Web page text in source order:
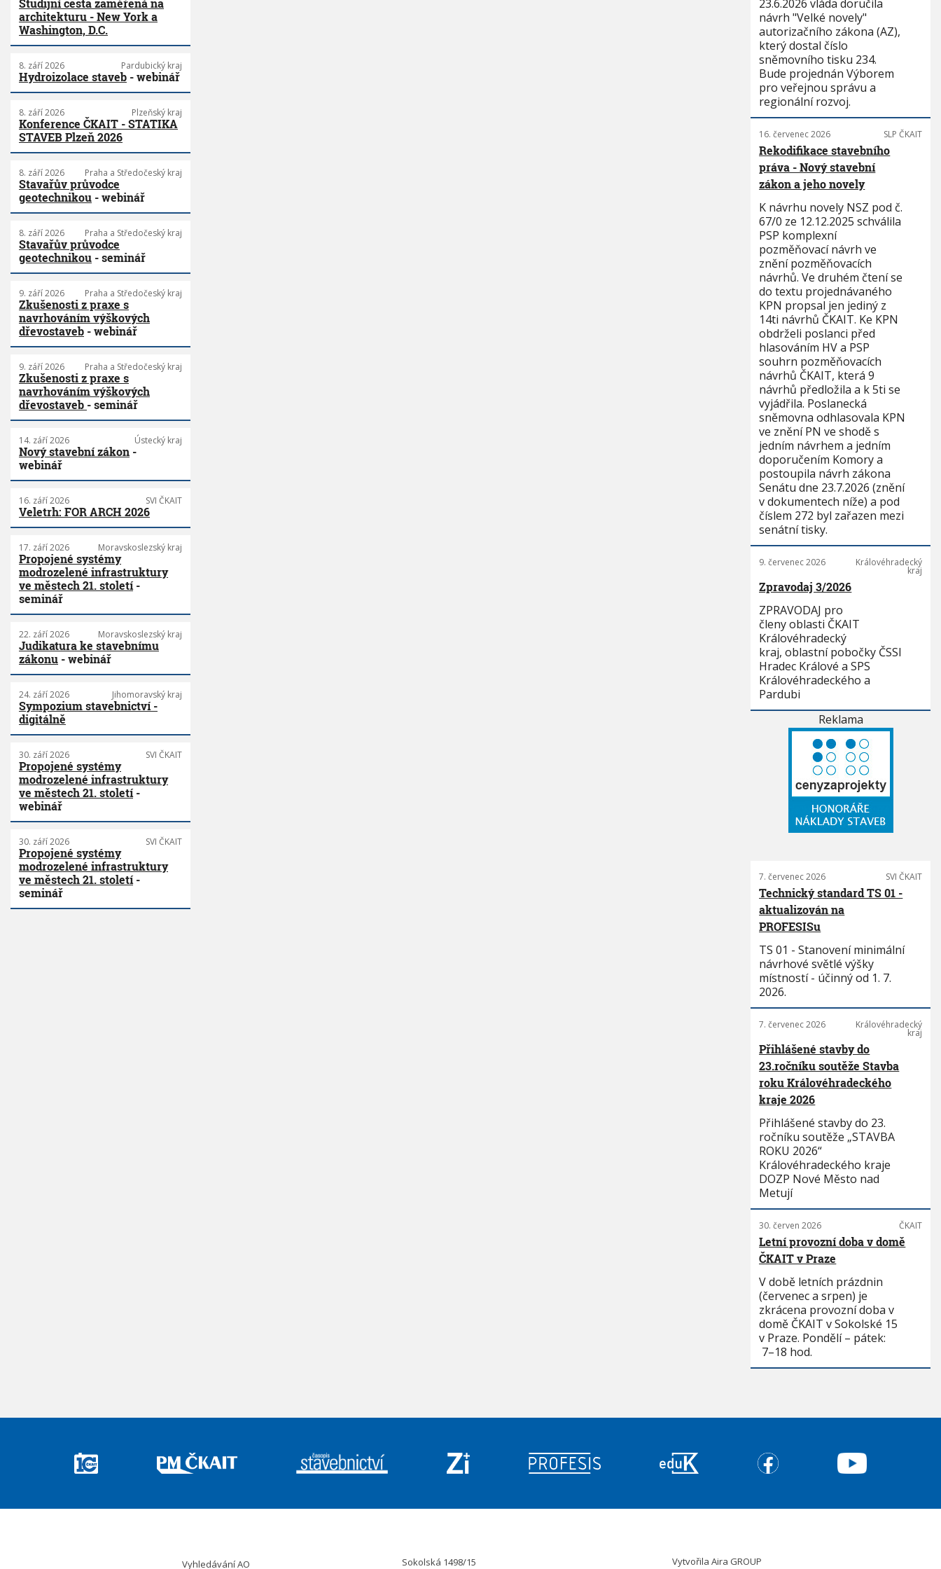
Studijní cesta zaměřená na
architekturu - New York a
Washington, D.C.
8. září 2026 Pardubický kraj
Hydroizolace staveb - webinář
8. září 2026 Plzeňský kraj
Konference ČKAIT - STATIKA
STAVEB Plzeň 2026
8. září 2026 Praha a Středočeský kraj
Stavařův průvodce
geotechnikou - webinář
8. září 2026 Praha a Středočeský kraj
Stavařův průvodce
geotechnikou - seminář
9. září 2026 Praha a Středočeský kraj
Zkušenosti z praxe s
navrhováním výškových
dřevostaveb - webinář
9. září 2026 Praha a Středočeský kraj
Zkušenosti z praxe s
navrhováním výškových
dřevostaveb - seminář
14. září 2026 Ústecký kraj
Nový stavební zákon -
webinář
16. září 2026 SVI ČKAIT
Veletrh: FOR ARCH 2026
17. září 2026 Moravskoslezský kraj
Propojené systémy
modrozelené infrastruktury
ve městech 21. století-
seminář
22. září 2026 Moravskoslezský kraj
Judikatura ke stavebnímu
zákonu - webinář
24. září 2026 Jihomoravský kraj
Sympozium stavebnictví -
digitálně
30. září 2026 SVI ČKAIT
Propojené systémy
modrozelené infrastruktury
ve městech 21. století-
webinář
30. září 2026 SVI ČKAIT
Propojené systémy
modrozelené infrastruktury
ve městech 21. století-
seminář
23.6.2026 vláda doručila
návrh "Velké novely"
autorizačního zákona (AZ),
který dostal číslo
sněmovního tisku 234.
Bude projednán Výborem
pro veřejnou správu a
regionální rozvoj.
16. červenec 2026 SLP ČKAIT
Rekodifikace stavebního
práva - Nový stavební
zákon a jeho novely
K návrhu novely NSZ pod č.
67/0 ze 12.12.2025 schválila
PSP komplexní
pozměňovací návrh ve
znění pozměňovacích
návrhů. Ve druhém čtení se
do textu projednávaného
KPN propsal jen jediný z
14ti návrhů ČKAIT. Ke KPN
obdrželi poslanci před
hlasováním HV a PSP
souhrn pozměňovacích
návrhů ČKAIT, která 9
návrhů předložila a k 5ti se
vyjádřila. Poslanecká
sněmovna odhlasovala KPN
ve znění PN ve shodě s
jedním návrhem a jedním
doporučením Komory a
postoupila návrh zákona
Senátu dne 23.7.2026 (znění
v dokumentech níže) a pod
číslem 272 byl zařazen mezi
senátní tisky.
9. červenec 2026 Královéhradecký
kraj
Zpravodaj 3/2026
ZPRAVODAJ pro
členy oblasti ČKAIT
Královéhradecký
kraj, oblastní pobočky ČSSI
Hradec Králové a SPS
Královéhradeckého a
Pardubi
Reklama
7. červenec 2026 SVI ČKAIT
Technický standard TS 01 -
aktualizován na
PROFESISu
TS 01 - Stanovení minimální
návrhové světlé výšky
místností - účinný od 1. 7.
2026.
7. červenec 2026 Královéhradecký
kraj
Přihlášené stavby do
23.ročníku soutěže Stavba
roku Královéhradeckého
kraje 2026
Přihlášené stavby do 23.
ročníku soutěže „STAVBA
ROKU 2026“
Královéhradeckého kraje
DOZP Nové Město nad
Metují
30. červen 2026 ČKAIT
Letní provozní doba v domě
ČKAIT v Praze
V době letních prázdnin
(červenec a srpen) je
zkrácena provozní doba v
domě ČKAIT v Sokolské 15
v Praze. Pondělí – pátek:
7–18 hod.
Vyhledávání AO Sokolská 1498/15 VytvořilaAira GROUP